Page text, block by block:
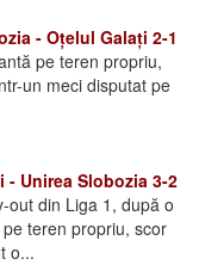
- Oțelul Galați 2-1
pe teren propriu,
un meci disputat pe
Unirea Slobozia 3-2
out din Liga 1, după o
teren propriu, scor
o...